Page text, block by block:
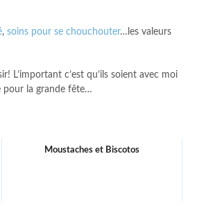
, soins pour se chouchouter…les valeurs
L’important c’est qu’ils soient avec moi
pour la grande fête…
Moustaches et Biscotos